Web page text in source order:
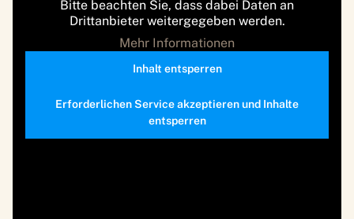
Bitte beachten Sie, dass dabei Daten an
Drittanbieter weitergegeben werden.
Mehr Informationen
Inhalt entsperren
Erforderlichen Service akzeptieren und Inhalte
entsperren